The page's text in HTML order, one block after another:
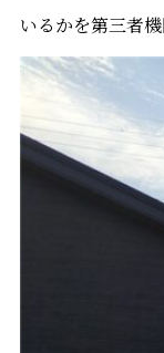
いるかを第三者